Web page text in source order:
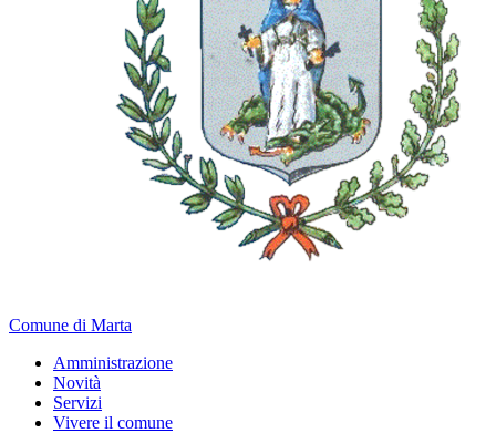
Comune di Marta
Amministrazione
Novità
Servizi
Vivere il comune